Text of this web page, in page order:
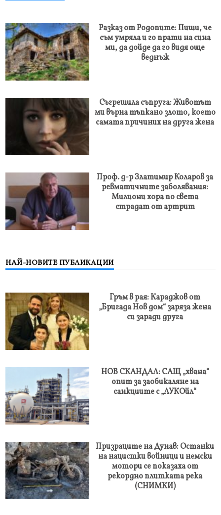
Разказ от Родопите: Пиши, че
съм умряла и го прати на сина
ми, да дойде да го видя още
веднъж
Съгрешила съпруга: Животът
ми върна тъпкано злото, което
самата причиних на друга жена
Проф. д-р Златимир Коларов за
ревматичните заболявания:
Милиони хора по света
страдат от артрит
НАЙ-НОВИТЕ ПУБЛИКАЦИИ
Гръм в рая: Караджов от
„Бригада Нов дом“ заряза жена
си заради друга
НОВ СКАНДАЛ: САЩ „хвана“
опит за заобикаляне на
санкциите с „ЛУКОйл“
Призраците на Дунав: Останки
на нацистки войници и немски
мотори се показаха от
рекордно плитката река
(СНИМКИ)